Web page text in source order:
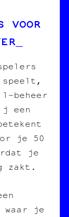
VOOR
speelt,
een
je 50
je
zakt.
je